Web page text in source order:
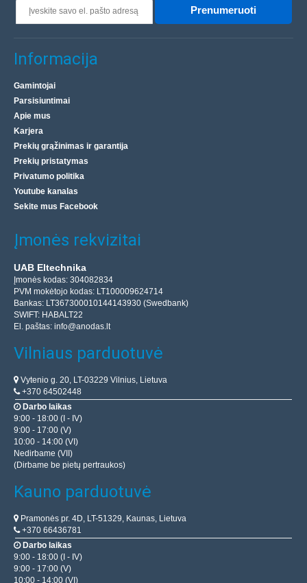
Prenumeruoti
Informacija
Gamintojai
Parsisiuntimai
Apie mus
Karjera
Prekių grąžinimas ir garantija
Prekių pristatymas
Privatumo politika
Youtube kanalas
Sekite mus Facebook
Įmonės rekvizitai
UAB Eltechnika
Įmonės kodas: 304082834
PVM mokėtojo kodas: LT100009624714
Bankas: LT367300010144143930 (Swedbank)
SWIFT: HABALT22
El. paštas: info@anodas.lt
Vilniaus parduotuvė
Vytenio g. 20, LT-03229 Vilnius, Lietuva
+370 64502448
Darbo laikas
9:00 - 18:00 (I - IV)
9:00 - 17:00 (V)
10:00 - 14:00 (VI)
Nedirbame (VII)
(Dirbame be pietų pertraukos)
Kauno parduotuvė
Pramonės pr. 4D, LT-51329, Kaunas, Lietuva
+370 66436781
Darbo laikas
9:00 - 18:00 (I - IV)
9:00 - 17:00 (V)
10:00 - 14:00 (VI)